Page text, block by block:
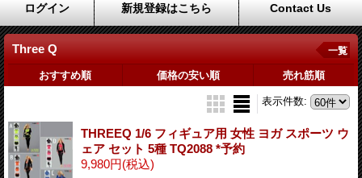
ログイン 新規登録はこちら Contact Us
Three Q 一覧
おすすめ順 価格の安い順 売れ筋順
表示件数:
THREEQ 1/6 フィギュア用 女性 ヨガ スポーツ ウ
ェア セット 5種 TQ2088 *予約
9,980円(税込)